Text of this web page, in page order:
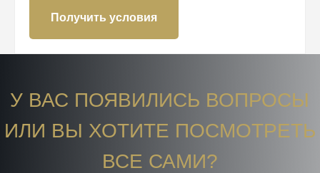
Получить условия
У ВАС ПОЯВИЛИСЬ ВОПРОСЫ
ИЛИ ВЫ ХОТИТЕ ПОСМОТРЕТЬ
ВСЕ САМИ?